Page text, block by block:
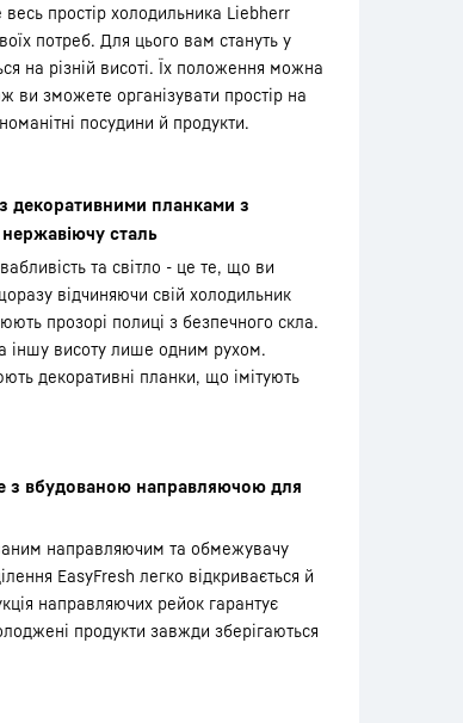
весь простір холодильника Liebherr
потреб. Для цього вам стануть у
на різній висоті. Їх положення можна
ви зможете організувати простір на
посудини й продукти.
декоративними планками з
сталь
та світло - це те, що ви
відчиняючи свій холодильник
прозорі полиці з безпечного скла.
іншу висоту лише одним рухом.
декоративні планки, що імітують
з вбудованою направляючою для
направляючим та обмежувачу
EasyFresh легко відкривається й
направляючих рейок гарантує
продукти завжди зберігаються